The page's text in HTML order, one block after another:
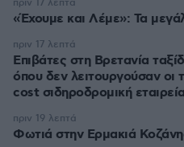
«Έχουμε και Λέμε»: Τα
πριν 17 λεπτά
Επιβάτες στη Βρετανία
όπου δεν λειτουργούσαν οι
cost σιδηροδρομική εταιρεία
πριν 17 λεπτά
Φωτιά στην Ερμακιά
πριν 19 λεπτά